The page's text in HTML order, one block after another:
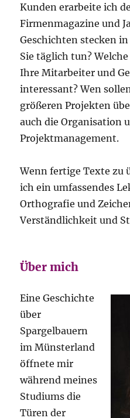
Kunden erarbeite ich
Firmenmagazine und
Geschichten stecken
Sie täglich tun?
Ihre Mitarbeiter und
interessant? Wen
größeren Projekten
auch die Organisation
Projektmanagement.
Wenn fertige Texte zu
ich ein umfassendes
Orthografie und
Verständlichkeit und
Über mich
Eine Geschichte
über
Spargelbauern
im Münsterland
öffnete mir
während meines
Studiums die
Türen der